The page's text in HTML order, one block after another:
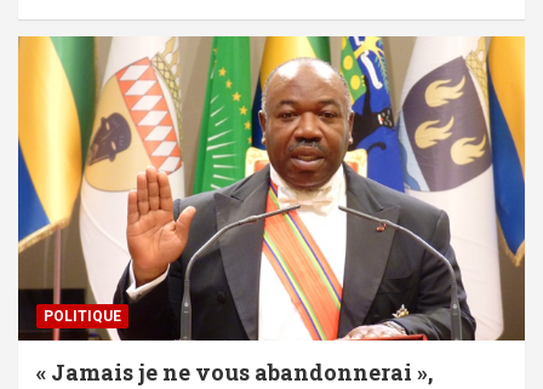
POLITIQUE
« Jamais je ne vous abandonnerai »,